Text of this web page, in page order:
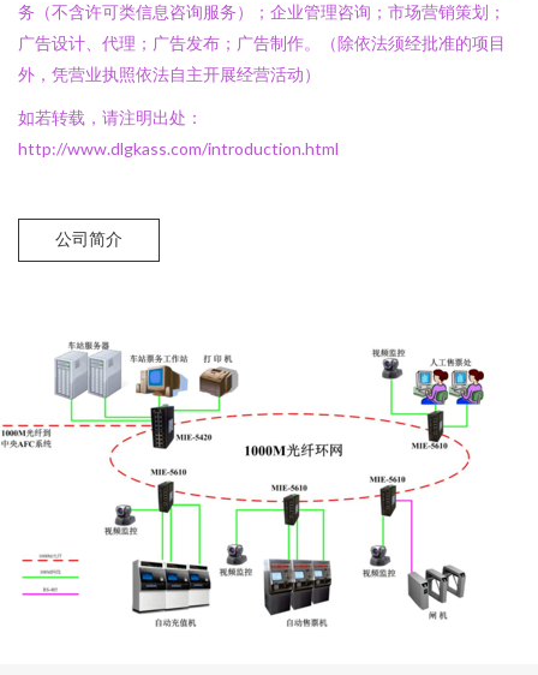
务（不含许可类信息咨询服务）；企业管理咨询；市场营销策划；
广告设计、代理；广告发布；广告制作。（除依法须经批准的项目
外，凭营业执照依法自主开展经营活动）
如若转载，请注明出处：
http://www.dlgkass.com/introduction.html
公司简介